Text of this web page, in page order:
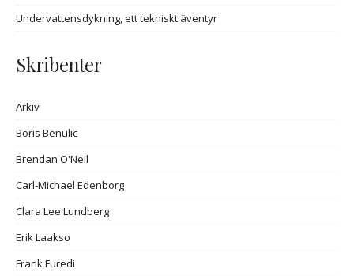
Undervattensdykning, ett tekniskt äventyr
Skribenter
Arkiv
Boris Benulic
Brendan O'Neil
Carl-Michael Edenborg
Clara Lee Lundberg
Erik Laakso
Frank Furedi